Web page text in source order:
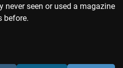
never seen or used a magazine
before.